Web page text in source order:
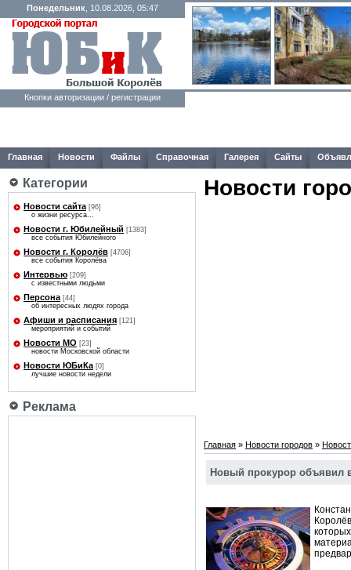
Понедельник , 10.08.2026, 05:47
Кнопки авторизации / регистрации
Главная Новости Файлы Справочная Галерея Сайты
Категории
Новости сайта [96]
о жизни ресурса...
Новости г. Юбилейный [1383]
все события Юбилейного
Новости г. Королёв [4706]
все события Королёва
Интервью [209]
с известными людьми
Персона [44]
об интересных людях города
Афиши и расписания [121]
мероприятий и событий
Новости МО [23]
новости Московской области
Новости ЮБиКа [0]
лучшие новости недели
Реклама
Новости
Главная » Новости городов »
Новый прокурор объявил